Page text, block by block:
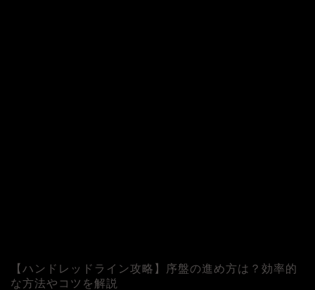
【ハンドレッドライン攻略】序盤の進め方は？効率的
な方法やコツを解説